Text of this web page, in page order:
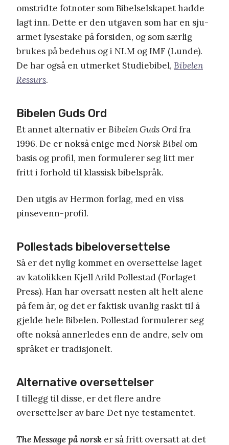
omstridte fotnoter som Bibelselskapet hadde
lagt inn. Dette er den utgaven som har en sju-
armet lysestake på forsiden, og som særlig
brukes på bedehus og i NLM og IMF (Lunde).
De har også en utmerket Studiebibel, Bibelen
Ressurs.
Bibelen Guds Ord
Et annet alternativ erBibelenGuds Ordfra
1996. De er nokså enige medNorsk Bibel om
basis og profil, men formulerer seg litt mer
fritt i forhold til klassisk bibelspråk.
Den utgis av Hermon forlag, med en viss
pinsevenn-profil.
Pollestads bibeloversettelse
Så er det nylig kommet en oversettelse laget
av katolikken Kjell Arild Pollestad (Forlaget
Press). Han har oversatt nesten alt helt alene
på fem år, og det er faktisk uvanlig raskt til å
gjelde hele Bibelen. Pollestad formulerer seg
ofte nokså annerledes enn de andre, selv om
språket er tradisjonelt.
Alternative oversettelser
I tillegg til disse, er det flere andre
oversettelser av bare Det nye testamentet.
The Message på norsk er så fritt oversatt at det